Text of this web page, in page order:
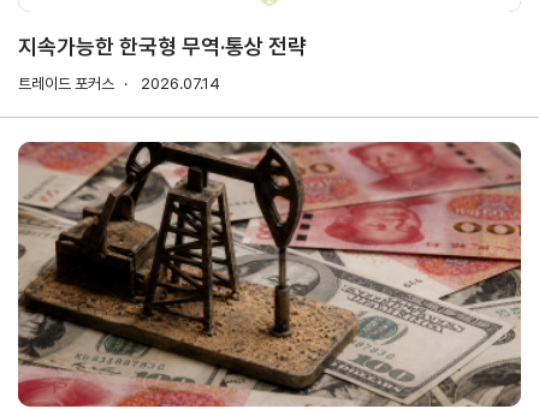
여행카
드
ABTC
회의실
임대
수출입
물류포
털
해외지
부
현지지
원
·KITA
POST
랜치
자문·상담
지속가능한 한국형 무역·통상 전략
트레이드 포커스 2026.07.14